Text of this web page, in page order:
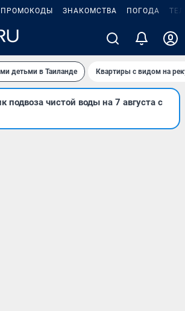
ПРОМОКОДЫ ЗНАКОМСТВА ПОГОДА
детьми в Таиланде Квартиры с видом на
подвоза чистой воды на 7 августа с